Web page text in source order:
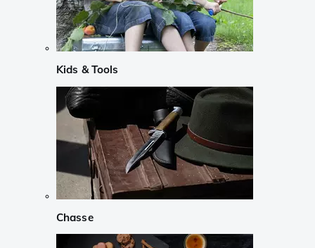
Kids & Tools
Chasse